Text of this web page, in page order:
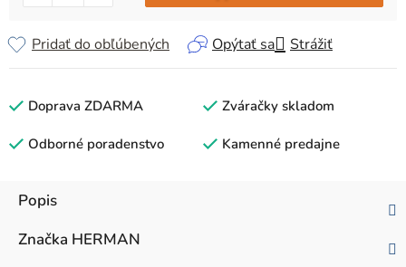
Opýtať sa Strážiť
Pridať do obľúbených
Doprava ZDARMA Zváračky skladom
Odborné poradenstvo Kamenné predajne
Popis
Značka HERMAN